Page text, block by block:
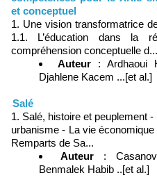
et conceptuel
1. Une vision transformatrice
1.1. L’éducation dans la
compréhension conceptuelle d...
Auteur : Ardhaoui
Djahlene Kacem ...[et al.]
Salé
1. Salé, histoire et peuplement
urbanisme - La vie
Remparts de Sa...
Auteur:
Benmalek Habib ..[et al.]